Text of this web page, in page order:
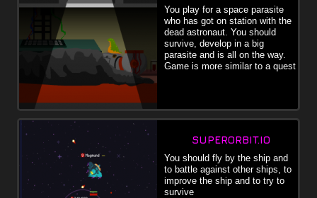
You play for a space parasite
who has got on station with the
dead astronaut. You should
survive, develop in a big
parasite and is all on the way.
Game is more similar to a quest
SUPERORBIT.IO
You should fly by the ship and
to battle against other ships, to
improve the ship and to try to
survive